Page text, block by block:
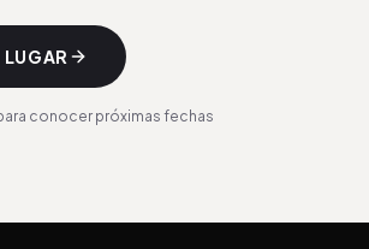
LUGAR
conocer próximas fechas